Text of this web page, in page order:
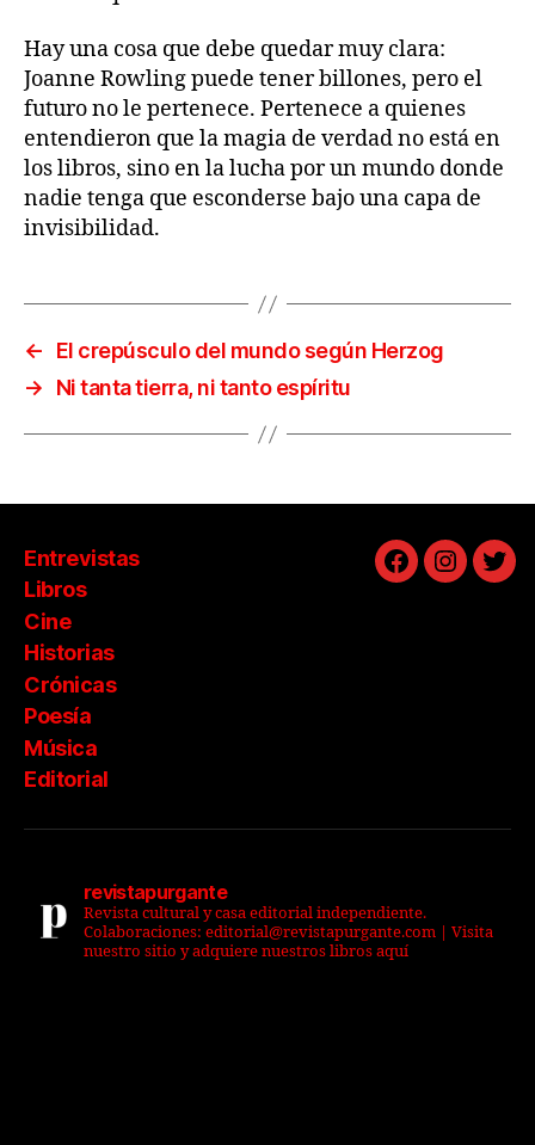
Hay una cosa que debe quedar muy clara:
Joanne Rowling puede tener billones, pero el
futuro no le pertenece. Pertenece a quienes
entendieron que la magia de verdad no está en
los libros, sino en la lucha por un mundo donde
nadie tenga que esconderse bajo una capa de
invisibilidad.
←
El crepúsculo del mundo según Herzog
→
Ni tanta tierra, ni tanto espíritu
Entrevistas
Libros
Cine
Historias
Crónicas
Poesía
Música
Editorial
Facebook
revistapurgante
Revista cultural y casa editorial independiente.
Colaboraciones: editorial@revistapurgante.com | Visita
nuestro sitio y adquiere nuestros libros aquí